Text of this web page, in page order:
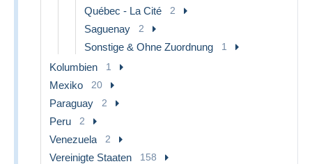
Québec - La Cité 2
Saguenay 2
Sonstige & Ohne Zuordnung 1
Kolumbien 1
Mexiko 20
Paraguay 2
Peru 2
Venezuela 2
Vereinigte Staaten 158